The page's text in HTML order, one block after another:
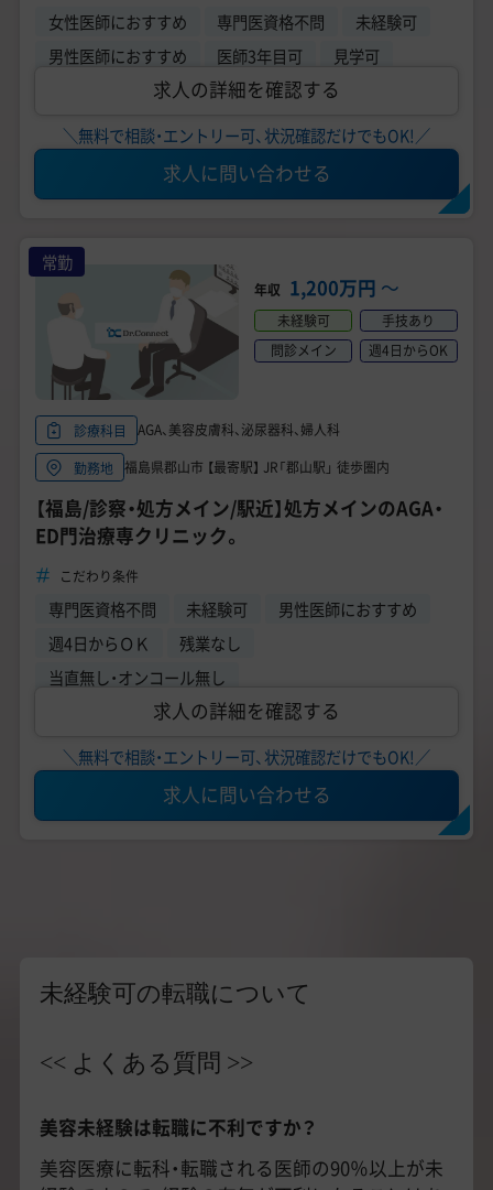
女性医師におすすめ 専門医資格不問
未経験可
男性医師におすすめ
医師3年目可 見学可
求人の詳細を確認する
＼無料で相談・エントリー可、状況確認だけでもOK!／
求人に問い合わせる
常勤
年収 1,200万円 〜
未経験可
手技あり
問診メイン
週4日からOK
診療科目
AGA、美容皮膚科、泌尿器科、婦人科
勤務地 福島県郡山市 【最寄駅】 JR「郡山駅」 徒歩圏内
【福島/診察・処方メイン/駅近】処方メインのAGA・
ED門治療専クリニック。
こだわり条件
専門医資格不問 未経験可
男性医師におすすめ
週4日からＯＫ
残業なし
当直無し・オンコール無し
求人の詳細を確認する
＼無料で相談・エントリー可、状況確認だけでもOK!／
求人に問い合わせる
未経験可の転職について
<< よくある質問 >>
美容未経験は転職に不利ですか？
美容医療に転科・転職される医師の90％以上が未